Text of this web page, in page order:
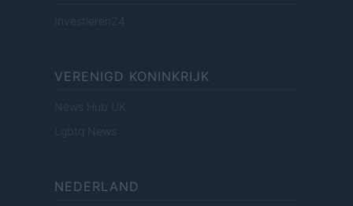
Investieren24
VERENIGD KONINKRIJK
News Hub UK
Lgbtq News
NEDERLAND